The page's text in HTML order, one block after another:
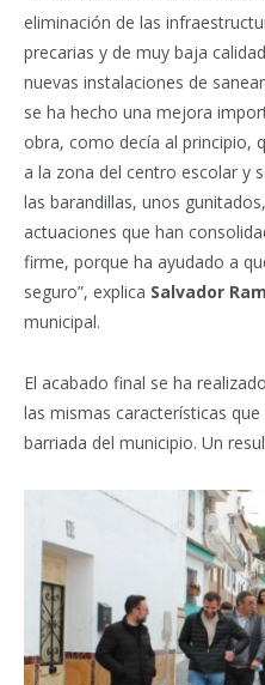
eliminación de las
precarias y de muy baja
nuevas instalaciones de
se ha hecho una mejora
obra, como decía al principio,
a la zona del centro escolar y
las barandillas, unos
actuaciones que han
firme, porque ha ayudado a
seguro”, explica Salvador
municipal.
El acabado final se ha
las mismas características
barriada del municipio. Un